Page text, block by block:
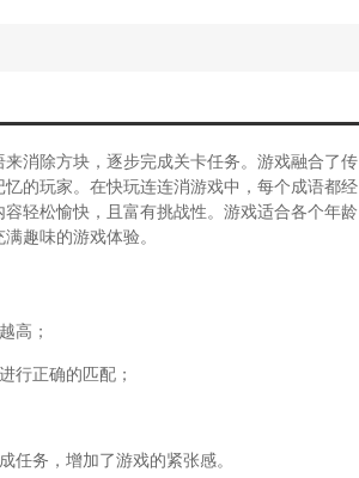
消除方块，逐步完成关卡任务。游戏融合了传
的玩家。在快玩连连消游戏中，每个成语都经
轻松愉快，且富有挑战性。游戏适合各个年龄
趣味的游戏体验。
高；
行正确的匹配；
任务，增加了游戏的紧张感。